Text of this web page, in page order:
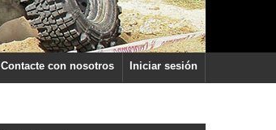
Iniciar sesión
Contacte con nosotros